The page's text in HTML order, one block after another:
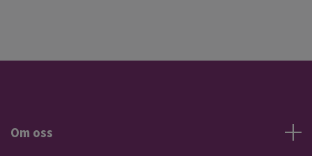
Om oss